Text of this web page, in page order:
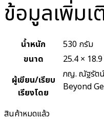
ข้อมูลเพิ่มเ
น้ำหนัก
530 กรัม
ขนาด
25.4 ×
ผู้เขียน/เรียบ
เรียงโดย
ภญ. ณัฐรัตน์
Beyond
สินค้าหมดแล้ว